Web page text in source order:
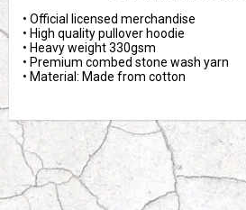
• Official licensed merchandise
• High quality pullover hoodie
• Heavy weight 330gsm
• Premium combed stone wash yarn
• Material: Made from cotton